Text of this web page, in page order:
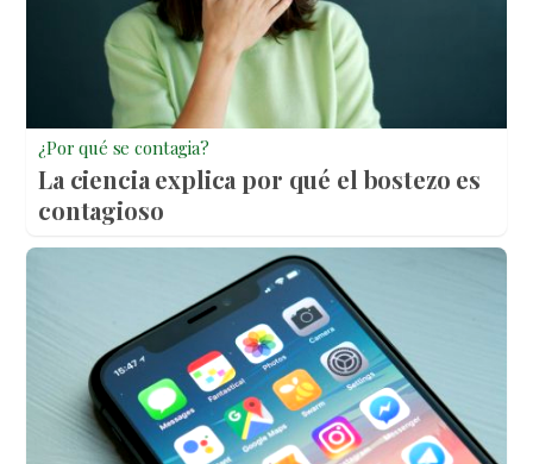
¿Por qué se contagia?
La ciencia explica por qué el bostezo es
contagioso